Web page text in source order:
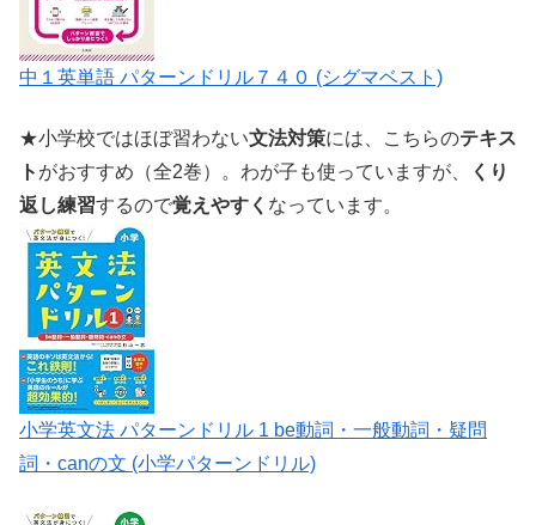
中１英単語 パターンドリル７４０ (シグマベスト)
★小学校ではほぼ習わない文法対策には、こちらのテキス
ト がおすすめ（全2巻）。わが子も使っていますが、
くり
返し練習するので覚えやすく なっています。
小学英文法 パターンドリル 1 be動詞・一般動詞・疑問
詞・canの文 (小学パターンドリル)